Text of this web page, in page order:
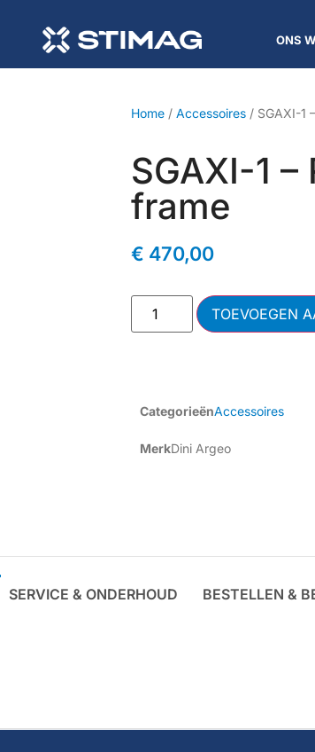
ONS
Home / Accessoires / SGAXI-1
SGAXI-1
frame
€ 470,00
TOEVOEGEN
CategorieënAccessoires
MerkDini Argeo
SERVICE & ONDERHOUD BESTELLEN &